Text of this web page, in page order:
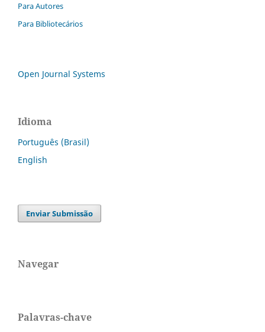
Para Autores
Para Bibliotecários
Open Journal Systems
Idioma
Português (Brasil)
English
Enviar Submissão
Navegar
Palavras-chave